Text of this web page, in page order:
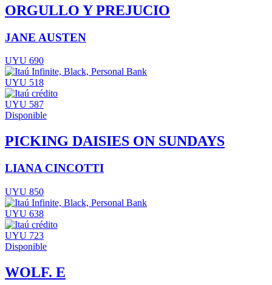
ORGULLO Y PREJUCIO
JANE AUSTEN
UYU 690
UYU 518
UYU 587
Disponible
PICKING DAISIES ON SUNDAYS
LIANA CINCOTTI
UYU 850
UYU 638
UYU 723
Disponible
WOLF. E